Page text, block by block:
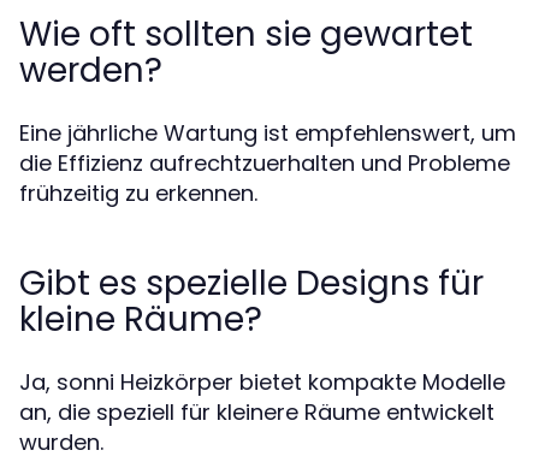
Wie oft sollten sie gewartet
werden?
Eine jährliche Wartung ist empfehlenswert, um
die Effizienz aufrechtzuerhalten und Probleme
frühzeitig zu erkennen.
Gibt es spezielle Designs für
kleine Räume?
Ja, sonni Heizkörper bietet kompakte Modelle
an, die speziell für kleinere Räume entwickelt
wurden.